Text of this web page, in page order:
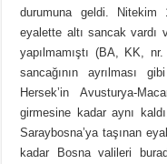
durumuna geldi. Nitekim
eyalette altı sancak vardı
yapılmamıştı (BA, KK,
sancağının ayrılması
Hersek’in Avusturya-
girmesine kadar aynı
Saraybosna’ya taşınan
kadar Bosna valileri